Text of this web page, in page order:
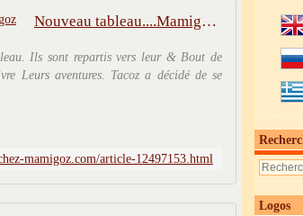
Nouveau tableau....Mamigoz au golf . - Chez Mamigoz
Ils sont repartis vers leur & Bout de
Leurs aventures. Tacoz a décidé de se
mamigoz.com/article-12497153.html
Logos